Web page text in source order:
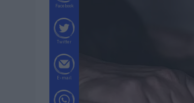
Facebook
Twitter
E-mail